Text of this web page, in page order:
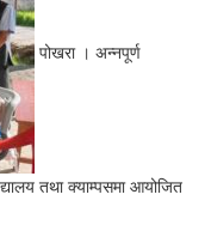
पोखरा । अन्नपूर्ण
तथा क्याम्पसमा आयोजित